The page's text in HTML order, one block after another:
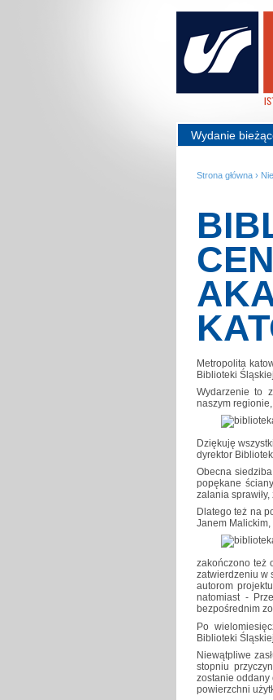
Wydanie
Strona główna ›
Metropolita
Biblioteki Śląskiej
Wydarzenie to
naszym
Dziękuję
dyrektor
Obecna
popękane
zalania
Dlatego też na
Janem
zakończono też
zatwierdzeniu w
autorom
natomiast -
bezpośrednim
Po
Biblioteki
Niewątpliwe
stopniu
zostanie oddany
powierzchni